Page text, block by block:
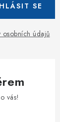
údajů
SE
vás!